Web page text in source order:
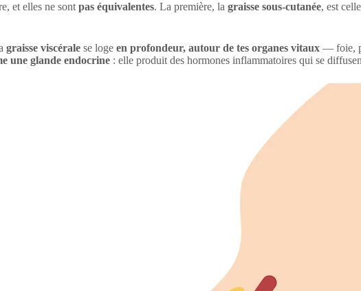
et elles ne sont pas équivalentes. La première, la graisse sous-cutanée, est
graisse viscérale se loge en profondeur, autour de tes organes vitaux — foie,
une glande endocrine : elle produit des hormones inflammatoires qui se